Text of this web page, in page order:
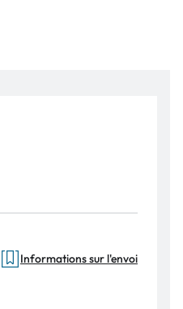
Informations sur l'envoi